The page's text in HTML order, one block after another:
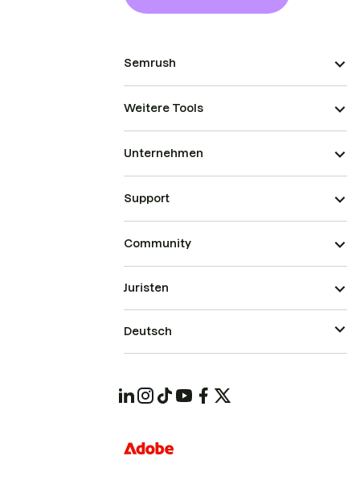
Semrush
Weitere Tools
Unternehmen
Support
Community
Juristen
Deutsch